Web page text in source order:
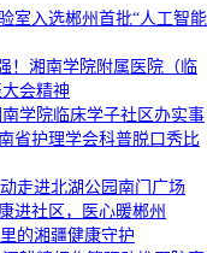
室入选郴州首批“人工智能
！湘南学院附属医院（临
会精神
学院临床学子社区办实事
省护理学会科普脱口秀比
走进北湖公园南门广场
进社区，医心暖郴州
的湘疆健康守护